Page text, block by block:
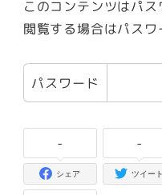
このコンテンツはパス
閲覧する場合はパスワ
パスワード
-
シェア
-
ツイート